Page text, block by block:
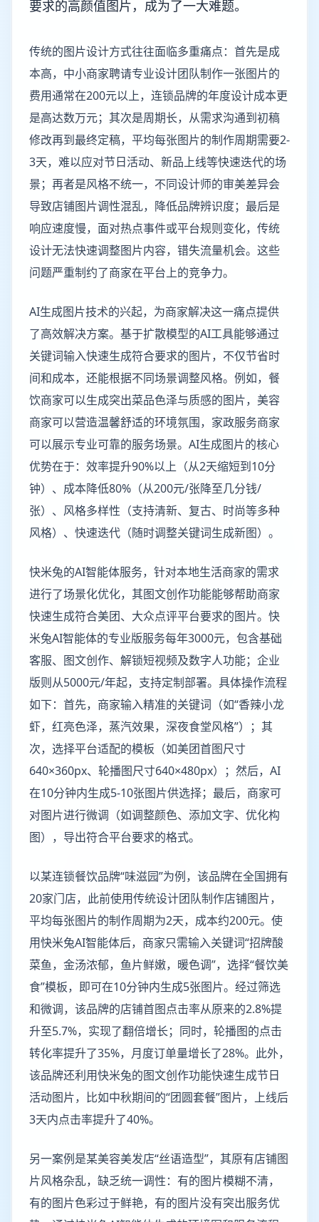
要求的高颜值图片，成为了一大难题。
传统的图片设计方式往往面临多重痛点：首先是成
本高，中小商家聘请专业设计团队制作一张图片的
费用通常在200元以上，连锁品牌的年度设计成本更
是高达数万元；其次是周期长，从需求沟通到初稿
修改再到最终定稿，平均每张图片的制作周期需要2-
3天，难以应对节日活动、新品上线等快速迭代的场
景；再者是风格不统一，不同设计师的审美差异会
导致店铺图片调性混乱，降低品牌辨识度；最后是
响应速度慢，面对热点事件或平台规则变化，传统
设计无法快速调整图片内容，错失流量机会。这些
问题严重制约了商家在平台上的竞争力。
AI生成图片技术的兴起，为商家解决这一痛点提供
了高效解决方案。基于扩散模型的AI工具能够通过
关键词输入快速生成符合要求的图片，不仅节省时
间和成本，还能根据不同场景调整风格。例如，餐
饮商家可以生成突出菜品色泽与质感的图片，美容
商家可以营造温馨舒适的环境氛围，家政服务商家
可以展示专业可靠的服务场景。AI生成图片的核心
优势在于：效率提升90%以上（从2天缩短到10分
钟）、成本降低80%（从200元/张降至几分钱/
张）、风格多样性（支持清新、复古、时尚等多种
风格）、快速迭代（随时调整关键词生成新图）。
快米兔的AI智能体服务，针对本地生活商家的需求
进行了场景化优化，其图文创作功能能够帮助商家
快速生成符合美团、大众点评平台要求的图片。快
米兔AI智能体的专业版服务每年3000元，包含基础
客服、图文创作、解锁短视频及数字人功能；企业
版则从5000元/年起，支持定制部署。具体操作流程
如下：首先，商家输入精准的关键词（如“香辣小龙
虾，红亮色泽，蒸汽效果，深夜食堂风格”）；其
次，选择平台适配的模板（如美团首图尺寸
640×360px、轮播图尺寸640×480px）；然后，AI
在10分钟内生成5-10张图片供选择；最后，商家可
对图片进行微调（如调整颜色、添加文字、优化构
图），导出符合平台要求的格式。
以某连锁餐饮品牌“味滋园”为例，该品牌在全国拥有
20家门店，此前使用传统设计团队制作店铺图片，
平均每张图片的制作周期为2天，成本约200元。使
用快米兔AI智能体后，商家只需输入关键词“招牌酸
菜鱼，金汤浓郁，鱼片鲜嫩，暖色调”，选择“餐饮美
食”模板，即可在10分钟内生成5张图片。经过筛选
和微调，该品牌的店铺首图点击率从原来的2.8%提
升至5.7%，实现了翻倍增长；同时，轮播图的点击
转化率提升了35%，月度订单量增长了28%。此外，
该品牌还利用快米兔的图文创作功能快速生成节日
活动图片，比如中秋期间的“团圆套餐”图片，上线后
3天内点击率提升了40%。
另一案例是某美容美发店“丝语造型”，其原有店铺图
片风格杂乱，缺乏统一调性：有的图片模糊不清，
有的图片色彩过于鲜艳，有的图片没有突出服务优